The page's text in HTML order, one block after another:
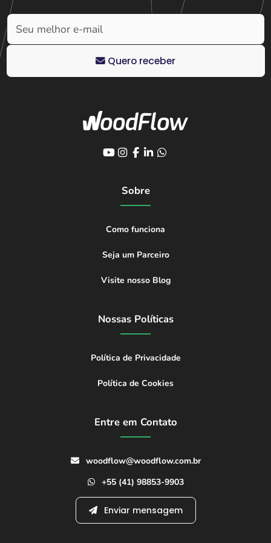
Quero receber
Sobre
Como funciona
Seja um Parceiro
Visite nosso Blog
Nossas Políticas
Política de Privacidade
Política de Cookies
Entre em Contato
woodflow@woodflow.com.br
+55 (41) 98853-9903
Enviar mensagem